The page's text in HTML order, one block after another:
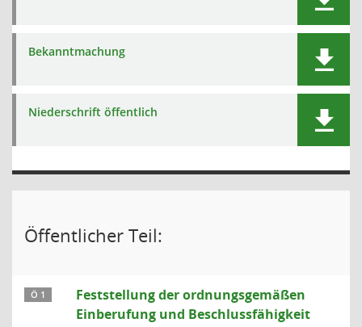
Bekanntmachung
Niederschrift öffentlich
Öffentlicher Teil:
Ö 1
Feststellung der ordnungsgemäßen
Einberufung und Beschlussfähigkeit